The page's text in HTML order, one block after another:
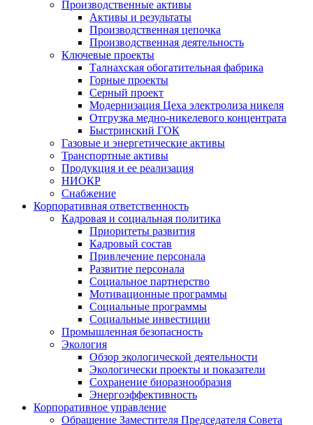
Производственные активы
Активы и результаты
Производственная цепочка
Производственная деятельность
Ключевые проекты
Талнахская обогатительная фабрика
Горные проекты
Серный проект
Модернизация Цеха электролиза никеля
Отгрузка медно-никелевого концентрата
Быстринский ГОК
Газовые и энергетические активы
Транспортные активы
Продукция и ее реализация
НИОКР
Снабжение
Корпоративная ответственность
Кадровая и социальная политика
Приоритеты развития
Кадровый состав
Привлечение персонала
Развитие персонала
Социальное партнерство
Мотивационные программы
Социальные программы
Социальные инвестиции
Промышленная безопасность
Экология
Обзор экологической деятельности
Экологически проекты и показатели
Сохранение биоразнообразия
Энергоэффективность
Корпоративное управление
Обращение Заместителя Председателя Совета